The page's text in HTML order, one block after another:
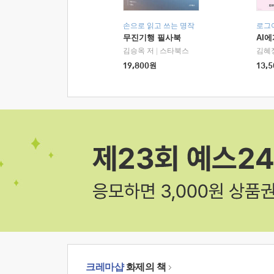
손으로 읽고 쓰는 명작
무진기행 필사북
김승옥 저
스타북스
19,800원
로그
AI에
김혜
크레마샵화제의 책